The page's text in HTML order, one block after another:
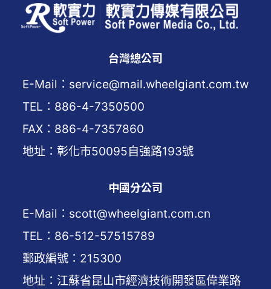
台灣總公司
E-Mail：service@mail.wheelgiant.com.tw
TEL：886-4-7350500
FAX：886-4-7357860
地址：彰化市50095自強路193號
中國分公司
E-Mail：scott@wheelgiant.com.cn
TEL：86-512-57515789
郵政編號：215300
地址：江蘇省昆山市經濟技術開發區偉業路